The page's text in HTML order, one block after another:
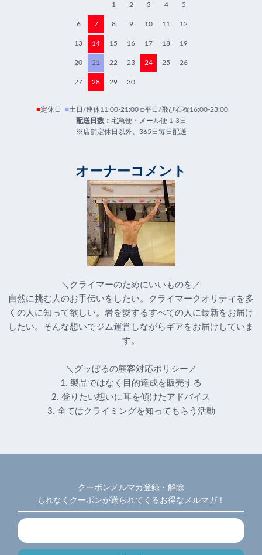
1 2 3 4 5
6 7 8 9 10 11 12
13 14 15 16 17 18 19
20 21 22 23 24 25 26
27 28 29 30
■定休日 ■土日/連休11:00-21:00 □平日/飛び石祝16:00-23:00
配送日数： 宅急便・メール便 1-3日
※店舗定休日以外、365日毎日配送
オーナーコメント
＼クライマーのためにいいものを／
自然に挑む人のお手伝いをしたい。クライマークオリティを多
くの人に知って欲しい。岩を愛するすべての人に最新をお届け
したい。そんな想いでジム運営しながらギアをお届けしていま
す。
＼グッぼるの顧客対応ポリシー／
1. 製品ではなく目的達成を販売する
2. 登りたい想いに耳を傾けたアドバイス
3. 全てはクライミングを知ってもらう活動
クーポンメルマガ登録・解除
もれなくクーポンが送られてくるお得なメルマガ！